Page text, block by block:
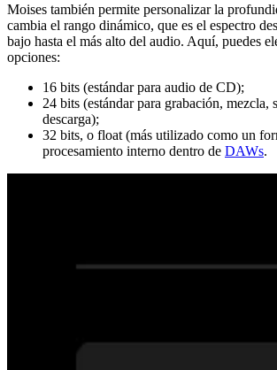
Moises también permite personalizar la
cambia el rango dinámico, que es el espectro
bajo hasta el más alto del audio. Aquí, puedes
opciones:
16 bits (estándar para audio de CD);
24 bits (estándar para grabación, mezcla,
descarga);
32 bits, o float (más utilizado como un
procesamiento interno dentro de DAWs.